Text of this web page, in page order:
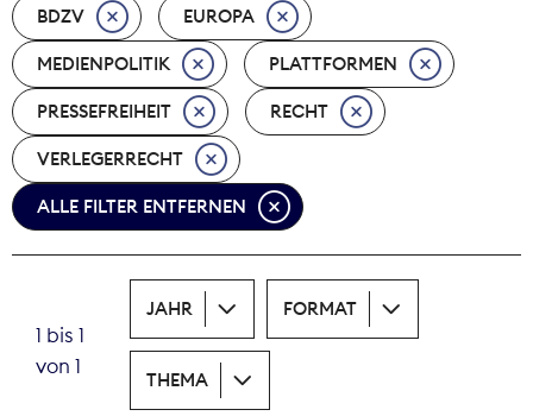
Nachhaltigkeit
Nachwuchs
Nova Award
Pressefreiheit
Print
Recht
Tarifpolitik
BDZV EUROPA
MEDIENPOLITIK PLATTFORMEN
PRESSEFREIHEIT RECHT
VERLEGERRECHT
ALLE FILTER ENTFERNEN
1 bis 1
von 1
JAHR FORMAT
THEMA